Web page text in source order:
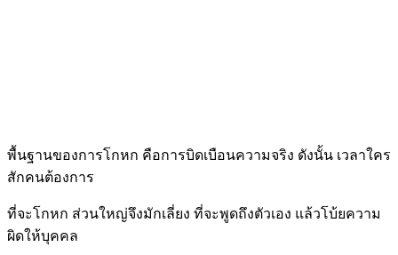
พื้นฐานของการโกหก คือการบิดเบือนความจริง ดังนั้น เวลาใคร
สักคนต้องการ
ที่จะโกหก ส่วนใหญ่จึงมักเลี่ยง ที่จะพูดถึงตัวเอง แล้วโบ้ยความ
ผิดให้บุคคล